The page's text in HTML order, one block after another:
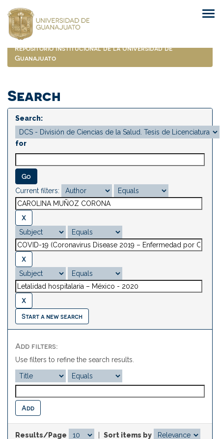
navigation
Repositorio Institucional de la Universidad de
Guanajuato
Search
Search:
for
Current filters:
Start a new search
Add filters:
Use filters to refine the search results.
Results/Page
Sort items by